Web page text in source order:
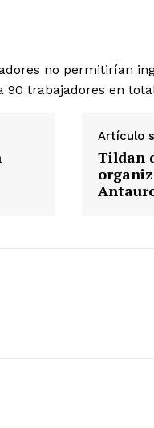
no permitirían
90 trabajadores en
Artículo
Tildan